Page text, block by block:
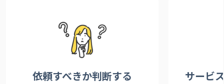
依頼すべきか判断する サービ